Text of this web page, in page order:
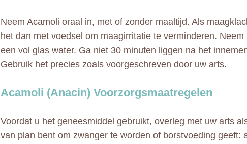
Neem Acamoli oraal in, met of zonder maaltijd. Als
het dan met voedsel om maagirritatie te verminderen.
een vol glas water. Ga niet 30 minuten liggen na het
Gebruik het precies zoals voorgeschreven door uw arts.
Acamoli (Anacin) Voorzorgsmaatregelen
Voordat u het geneesmiddel gebruikt, overleg met uw arts
van plan bent om zwanger te worden of borstvoeding geeft: